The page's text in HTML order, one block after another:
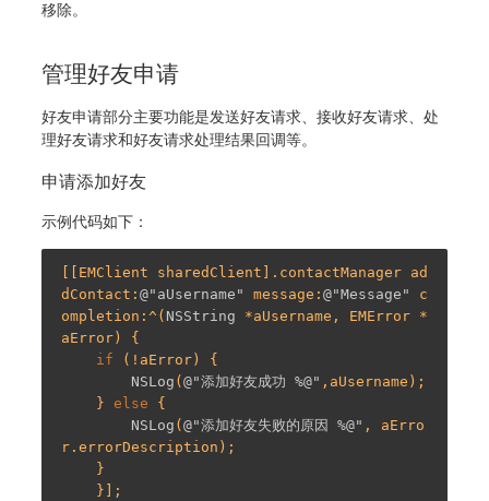
移除。
管理好友申请
好友申请部分主要功能是发送好友请求、接收好友请求、处
理好友请求和好友请求处理结果回调等。
申请添加好友
示例代码如下：
[[EMClient sharedClient].contactManager ad
dContact: @"aUsername" message: @"Message"
c
ompletion:^( NSString *aUsername, EMError *
aError) {
if (!aError) {
NSLog ( @"添加好友成功 %@" ,aUsername);
    }
else {
NSLog ( @"添加好友失败的原因 %@" , aErro
r.errorDescription);